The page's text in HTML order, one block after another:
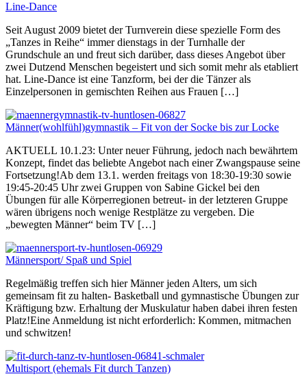
Line-Dance
Seit August 2009 bietet der Turnverein diese spezielle Form des
„Tanzes in Reihe“ immer dienstags in der Turnhalle der
Grundschule an und freut sich darüber, dass dieses Angebot über
zwei Dutzend Menschen begeistert und sich somit mehr als etabliert
hat. Line-Dance ist eine Tanzform, bei der die Tänzer als
Einzelpersonen in gemischten Reihen aus Frauen […]
Männer(wohlfühl)gymnastik – Fit von der Socke bis zur Locke
AKTUELL 10.1.23: Unter neuer Führung, jedoch nach bewährtem
Konzept, findet das beliebte Angebot nach einer Zwangspause seine
Fortsetzung!Ab dem 13.1. werden freitags von 18:30-19:30 sowie
19:45-20:45 Uhr zwei Gruppen von Sabine Gickel bei den
Übungen für alle Körperregionen betreut- in der letzteren Gruppe
wären übrigens noch wenige Restplätze zu vergeben. Die
„bewegten Männer“ beim TV […]
Männersport/ Spaß und Spiel
Regelmäßig treffen sich hier Männer jeden Alters, um sich
gemeinsam fit zu halten- Basketball und gymnastische Übungen zur
Kräftigung bzw. Erhaltung der Muskulatur haben dabei ihren festen
Platz!Eine Anmeldung ist nicht erforderlich: Kommen, mitmachen
und schwitzen!
Multisport (ehemals Fit durch Tanzen)